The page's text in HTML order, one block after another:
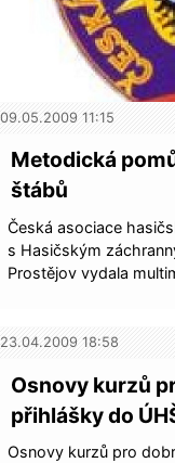
09.05.2009 11:15
Metodická
štábů
Česká asociace
s Hasičským
Prostějov vydala
23.04.2009 18:58
Osnovy kurzů
přihlášky do
Osnovy kurzů pro